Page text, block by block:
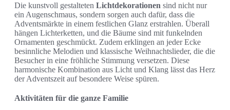
Die kunstvoll gestalteten Lichtdekorationen sind nicht nur
ein Augenschmaus, sondern sorgen auch dafür, dass die
Adventsmärkte in einem festlichen Glanz erstrahlen. Überall
hängen Lichterketten, und die Bäume sind mit funkelnden
Ornamenten geschmückt. Zudem erklingen an jeder Ecke
besinnliche Melodien und klassische Weihnachtslieder, die die
Besucher in eine fröhliche Stimmung versetzen. Diese
harmonische Kombination aus Licht und Klang lässt das Herz
der Adventszeit auf besondere Weise spüren.
Aktivitäten für die ganze Familie